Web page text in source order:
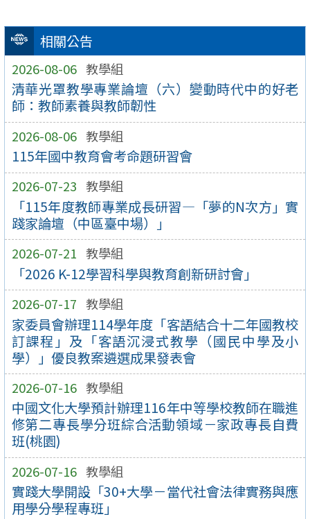
相關公告
2026-08-06 教學組
清華光罩教學專業論壇（六）變動時代中的好老
師：教師素養與教師韌性
2026-08-06 教學組
115年國中教育會考命題研習會
2026-07-23 教學組
「115年度教師專業成長研習—「夢的N次方」實
踐家論壇（中區臺中場）」
2026-07-21 教學組
「2026 K-12學習科學與教育創新研討會」
2026-07-17 教學組
家委員會辦理114學年度「客語結合十二年國教校
訂課程」及「客語沉浸式教學（國民中學及小
學）」優良教案遴選成果發表會
2026-07-16 教學組
中國文化大學預計辦理116年中等學校教師在職進
修第二專長學分班綜合活動領域－家政專長自費
班(桃園)
2026-07-16 教學組
實踐大學開設「30+大學－當代社會法律實務與應
用學分學程專班」